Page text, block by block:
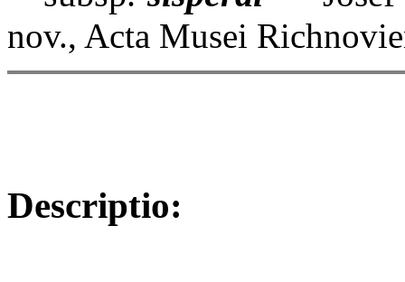
nov., Acta Musei
Descriptio: